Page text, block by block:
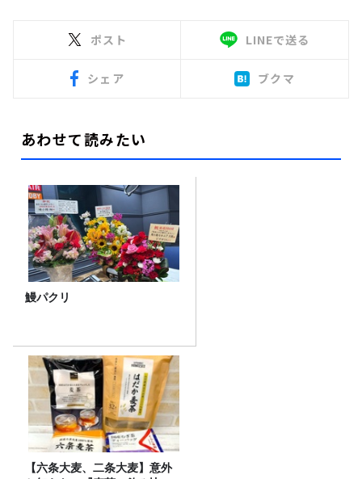
ポスト LINEで送る
シェア ブクマ
あわせて読みたい
鰻パクリ
【六条大麦、二条大麦】意外